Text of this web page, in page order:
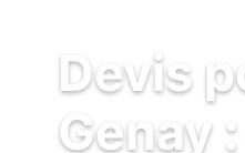
Devis
Genay